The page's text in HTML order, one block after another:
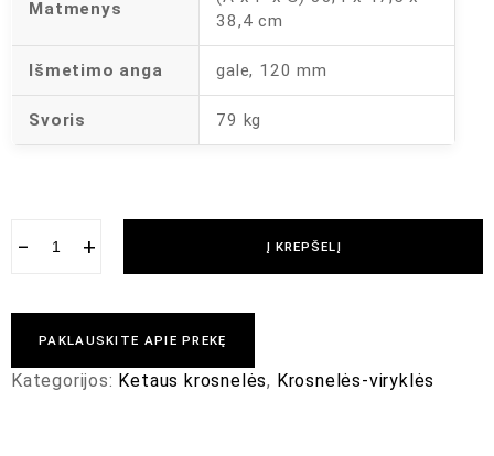
Matmenys
38,4 cm
Išmetimo anga gale, 120 mm
Svoris 79 kg
− + Į KREPŠELĮ
PAKLAUSKITE APIE PREKĘ
Kategorijos: Ketaus krosnelės, Krosnelės-viryklės